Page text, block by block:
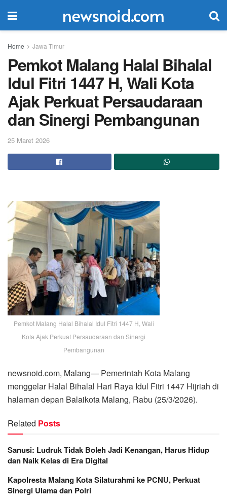
newsnoid.com
Home Jawa Timur
Pemkot Malang Halal Bihalal
Idul Fitri 1447 H, Wali Kota
Ajak Perkuat Persaudaraan
dan Sinergi Pembangunan
25 Maret 2026
Pemkot Malang Halal Bihalal Idul Fitri 1447 H, Wali
Kota Ajak Perkuat Persaudaraan dan Sinergi
Pembangunan
newsnoid.com, Malang— Pemerintah Kota Malang
menggelar Halal Bihalal Hari Raya Idul Fitri 1447 Hijriah di
halaman depan Balaikota Malang, Rabu (25/3/2026).
Related Posts
Sanusi: Ludruk Tidak Boleh Jadi Kenangan, Harus Hidup
dan Naik Kelas di Era Digital
Kapolresta Malang Kota Silaturahmi ke PCNU, Perkuat
Sinergi Ulama dan Polri